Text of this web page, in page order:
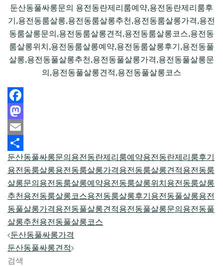
둔산동풀싸롱문의 용전동란제리룸예약,용전동란제리룸후
기,용전동룸살롱,용전동룸살롱추천,용전동룸살롱가격,용전
동룸살롱문의,용전동룸살롱견적,용전동룸살롱코스,용전동
룸살롱위치,용전동룸살롱예약,용전동룸살롱후기,용전동풀
살롱,용전동풀살롱추천,용전동풀살롱가격,용전동풀살롱문
의,용전동풀살롱견적,용전동풀살롱코스
Facebook
Mastodon
Email
Share
둔산동풀싸롱문의 용전동란제리룸예약용전동란제리룸후기
용전동룸살롱용전동룸살롱가격용전동룸살롱견적용전동룸
살롱문의 용전동룸살롱예약용전동룸살롱위치 용전동룸살롱
추천 용전동룸살롱코스용전동룸살롱후기 용전동풀살롱용전
동풀살롱가격용전동풀살롱견적용전동풀살롱문의 용전동풀
살롱추천 용전동풀살롱코스
Post
navigation
둔산동풀싸롱가격
둔산동풀싸롱견적
검색